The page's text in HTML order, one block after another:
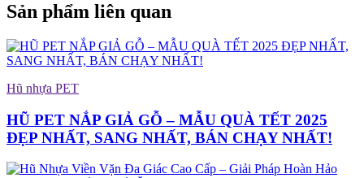
Sản phẩm liên quan
Hũ nhựa PET
HŨ PET NẮP GIẢ GỖ – MẪU QUÀ TẾT 2025
ĐẸP NHẤT, SANG NHẤT, BÁN CHẠY NHẤT!